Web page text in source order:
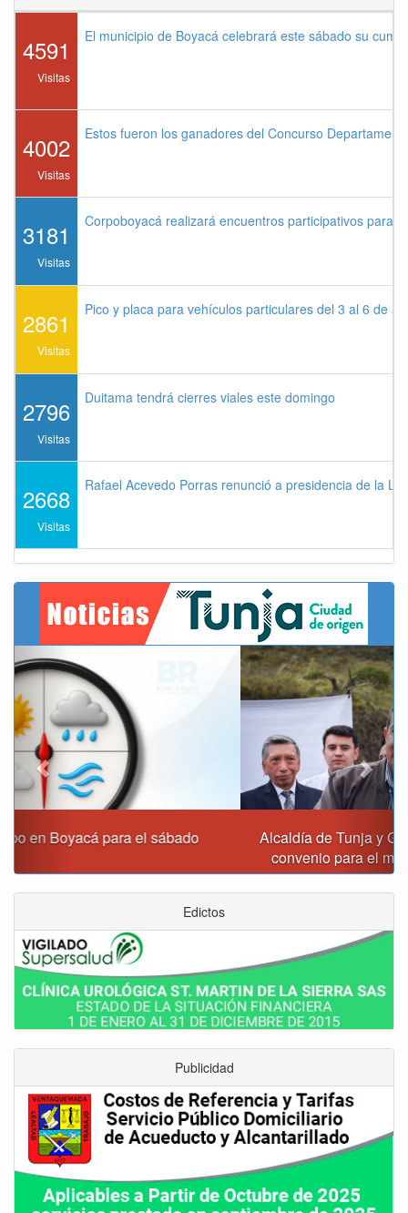
4591
Visitas
El municipio de Boyacá celebrará este sábado su
4002
Visitas
Estos fueron los ganadores del Concurso
3181
Visitas
Corpoboyacá realizará encuentros participativos para
2861
Visitas
Pico y placa para vehículos particulares del 3 al 6 de
2796
Visitas
Duitama tendrá cierres viales este domingo
2668
Visitas
Rafael Acevedo Porras renunció a presidencia de la
Alcaldía de Tunja y Gobernación de Boyacá firmaron
convenio para el mantenimiento de vía Moniquirá
Previous Next
Edictos
Publicidad